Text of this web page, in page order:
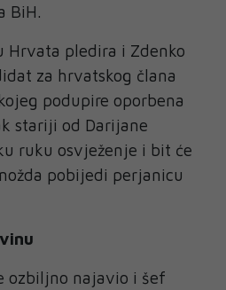
BiH.
Hrvata pledira i Zdenko
za hrvatskog člana
podupire oporbena
stariji od Darijane
ruku osvježenje i bit će
pobijedi perjanicu
ozbiljno najavio i šef